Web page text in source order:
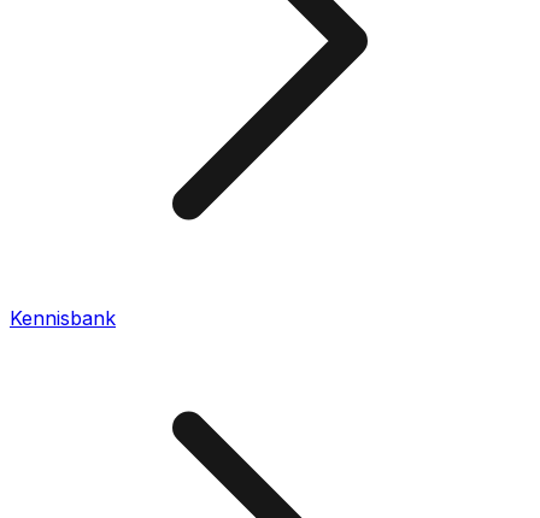
Kennisbank